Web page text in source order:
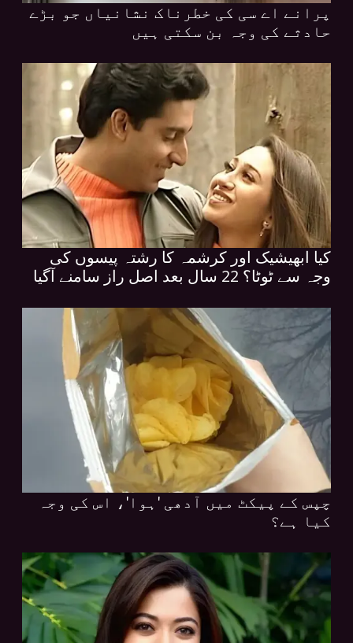
پرانے اے سی کی خطرناک نشانیاں جو بڑے
حادثے کی وجہ بن سکتی ہیں
کیا ابھیشیک اور کرشمہ کا رشتہ پیسوں کی
وجہ سے ٹوٹا؟ 22 سال بعد اصل راز سامنے آگیا
چپس کے پیکٹ میں آدھی 'ہوا'، اس کی وجہ
کیا ہے؟